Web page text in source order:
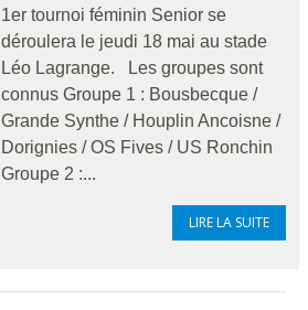
1er tournoi féminin Senior se
déroulera le jeudi 18 mai au stade
Léo Lagrange. Les groupes sont
connus Groupe 1 : Bousbecque /
Grande Synthe / Houplin Ancoisne /
Dorignies / OS Fives / US Ronchin
Groupe 2 :...
LIRE LA SUITE